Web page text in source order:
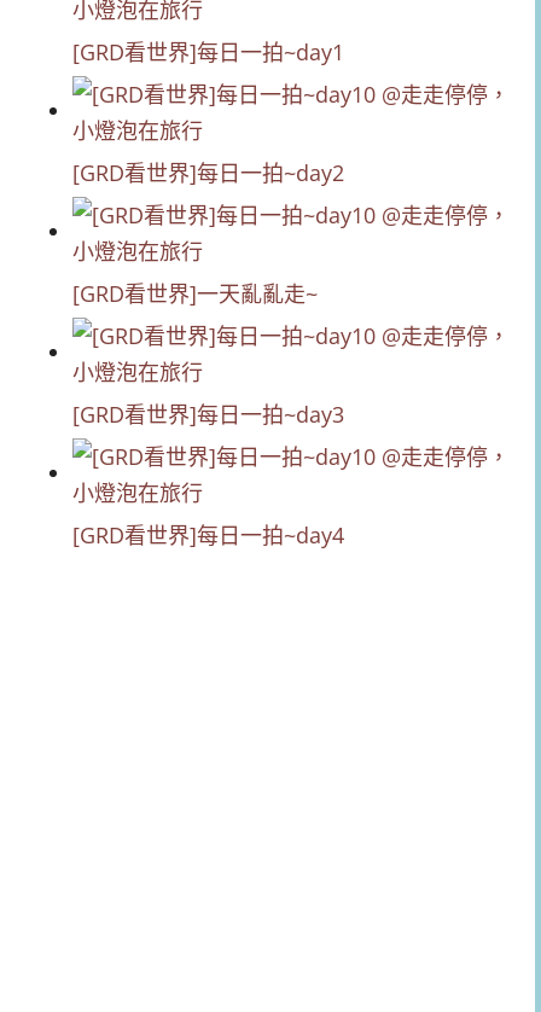
[GRD看世界]每日一拍~day1
[GRD看世界]每日一拍~day2
[GRD看世界]一天亂亂走~
[GRD看世界]每日一拍~day3
[GRD看世界]每日一拍~day4